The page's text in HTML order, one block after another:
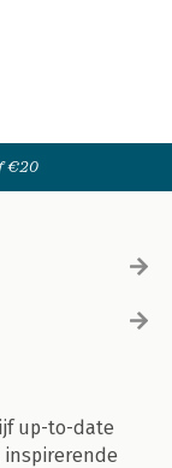
€20
up-to-date